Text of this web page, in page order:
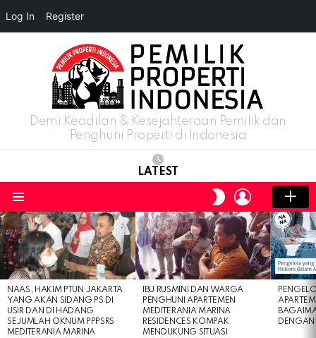
Demi Keadilan & Kesejahteraan Pemilik dan
Penghuni Properti di Indonesia
LATEST
SWITCH
SKIN
LOGIN
LATEST
STORIES
NAAS, HAKIM PTUN JAKARTA
YANG AKAN SIDANG PS DI
USIR DAN DI HADANG
SEJUMLAH OKNUM PPPSRS
MEDITERANIA MARINA
IBU RUSMINI DAN WARGA
PENGHUNI APARTEMEN
MEDITERANIA MARINA
RESIDENCES KOMPAK
MENDUKUNG SITUASI
DENGAN
Log In Register